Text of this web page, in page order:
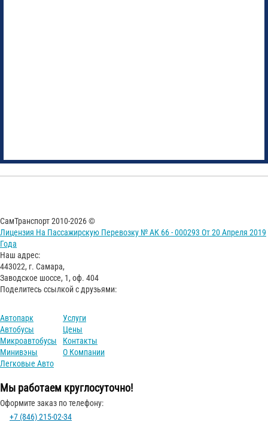
СамТранспорт 2010-2026 ©
Лицензия На Пассажирскую Перевозку № АК 66 - 000293 От 20 Апреля 2019
Года
Наш адрес:
443022, г. Самара,
Заводское шоссе, 1, оф. 404
Поделитесь ссылкой с друзьями:
Автопарк
Автобусы
Микроавтобусы
Минивэны
Легковые Авто
Услуги
Цены
Контакты
О Компании
Мы работаем круглосуточно!
Оформите заказ по телефону:
+7 (846) 215-02-34